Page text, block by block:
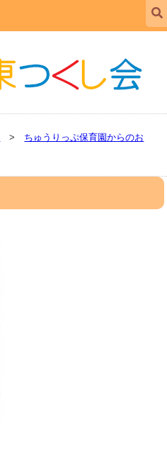
> ちゅうりっぷ保育園からのお